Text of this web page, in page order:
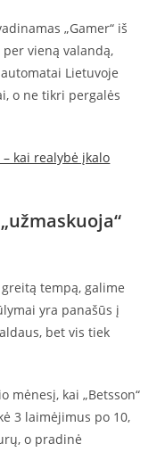
„Gamer“ iš
vieną valandą,
Lietuvoje
o ne tikri pergalės
kai realybė įkalo
greitą tempą, galime
yra panašūs į
bet vis tiek
mėnesį, kai „Betsson“
3 laimėjimus po 10,
o pradinė